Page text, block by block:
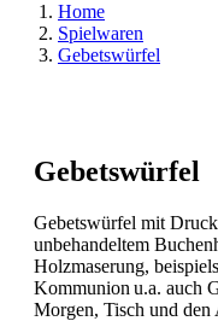
Home
Spielwaren
Gebetswürfel
Gebetswürfel
Gebetswürfel mit
unbehandeltem
Holzmaserung,
Kommunion u.a. auch
Morgen, Tisch und den